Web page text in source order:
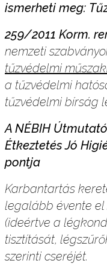
ismerheti meg:
259/2011 Korm.
nemzeti
tűzvédelmi
a tűzvédelmi
tűzvédelmi bírság
A NÉBIH
Étkeztetés Jó
pontja
Karbantartás
legalább évente el
(ideértve a
tisztítását,
szerinti cseréjét.